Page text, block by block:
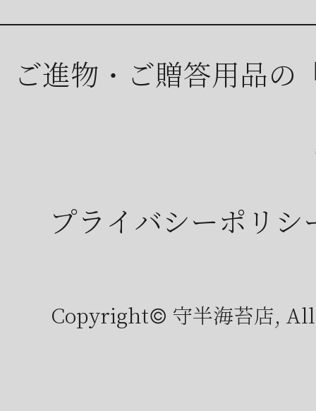
ご進物・ご贈答用品の
プライバシーポリシ
Copyright© 守半海苔店,